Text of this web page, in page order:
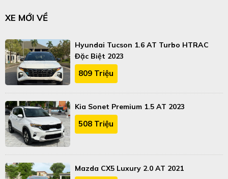
XE MỚI VỀ
Hyundai Tucson 1.6 AT Turbo HTRAC
Đặc Biệt 2023
809 Triệu
Kia Sonet Premium 1.5 AT 2023
508 Triệu
Mazda CX5 Luxury 2.0 AT 2021